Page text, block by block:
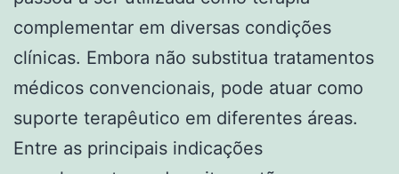
complementar em diversas condições
clínicas. Embora não substitua tratamentos
médicos convencionais, pode atuar como
suporte terapêutico em diferentes áreas.
Entre as principais indicações